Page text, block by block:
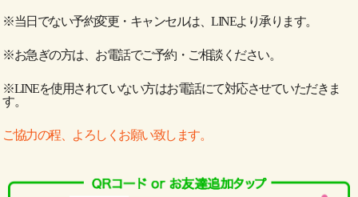
※当日でない予約変更・キャンセルは、LINEより承ります。
※お急ぎの方は、お電話でご予約・ご相談ください。
※LINEを使用されていない方はお電話にて対応させていただきま
す。
ご協力の程、よろしくお願い致します。